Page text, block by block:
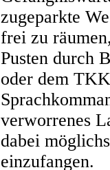
zugeparkte
frei zu
Pusten durch
oder dem
verworrenes
dabei
einzufangen.